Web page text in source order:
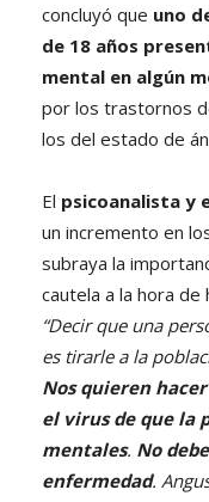
concluyó que uno
de 18 años
mental en algún
por los trastornos
los del estado de
El psicoanalista y
un incremento en
subraya la
cautela a la hora
“Decir que una
es tirarle a la
Nos quieren
el virus de que la
mentales. No
enfermedad.